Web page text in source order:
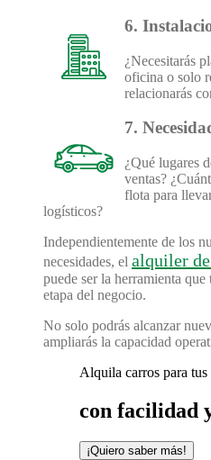
6.
¿Necesitarás
oficina o solo
relacionarás
7.
¿Qué lugares
ventas?
flota para
logísticos?
Independientemente de los
necesidades, el alquiler
puede ser la herramienta que
etapa del negocio.
No solo podrás alcanzar
ampliarás la capacidad
Alquila carros para tus
con facilidad
¡Quiero saber más!